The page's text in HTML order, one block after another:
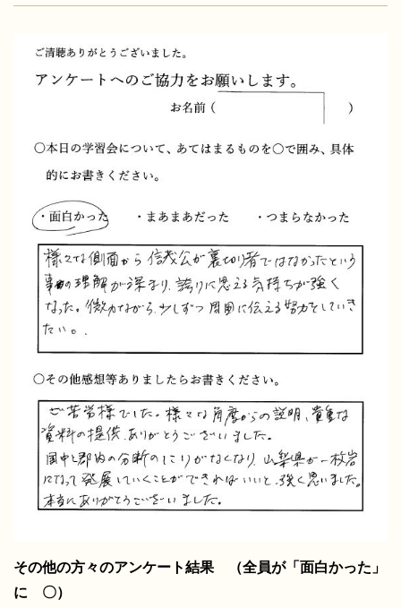
その他の方々のアンケート結果 （全員が「面白かった」
に 〇）